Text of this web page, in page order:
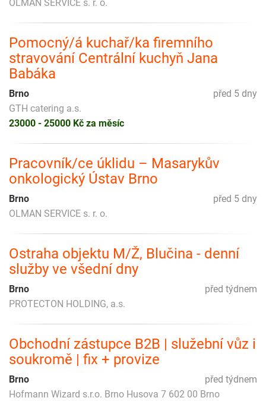
OLMAN SERVICE s. r. o.
Pomocný/á kuchař/ka firemního
stravování Centrální kuchyň Jana
Babáka
před 5 dny
Brno
GTH catering a.s.
23000 - 25000 Kč za měsíc
Pracovník/ce úklidu – Masarykův
onkologický Ústav Brno
před 5 dny
Brno
OLMAN SERVICE s. r. o.
Ostraha objektu M/Ž, Blučina - denní
služby ve všední dny
před týdnem
Brno
PROTECTON HOLDING, a.s.
Obchodní zástupce B2B | služební vůz i
soukromě | fix + provize
před týdnem
Brno
Hofmann Wizard s.r.o. Brno Husova 7 602 00 Brno